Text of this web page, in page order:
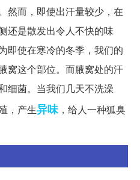
然而，即使出汗量较少，在
还是散发出令人不快的味
即使在寒冷的冬季，我们的
窝这个部位。而腋窝处的汗
细菌。当我们几天不洗澡
，产生异味，给人一种狐臭